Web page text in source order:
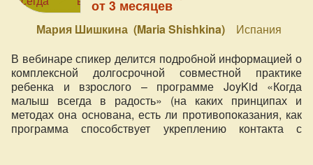
от 3 месяцев
Мария Шишкина (Maria Shishkina)
Испания
В вебинаре спикер делится подробной информацией о
комплексной долгосрочной совместной практике
ребенка и взрослого – программе JoyKid «Когда
малыш всегда в радость» (на каких принципах и
методах она основана, есть ли противопоказания, как
программа способствует укреплению контакта с